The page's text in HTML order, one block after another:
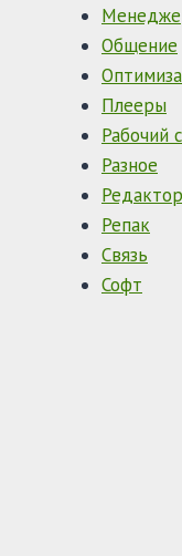
Общение
Плееры
Рабочий
Разное
Репак
Связь
Софт